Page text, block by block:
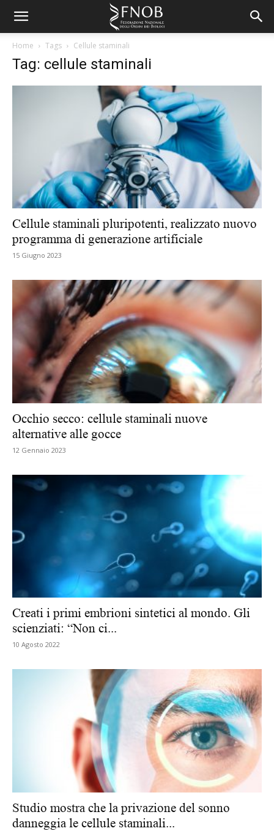
Home Tags Cellule staminali
Tag: cellule staminali
Cellule staminali pluripotenti, realizzato nuovo
programma di generazione artificiale
15 Giugno 2023
Occhio secco: cellule staminali nuove
alternative alle gocce
12 Gennaio 2023
Creati i primi embrioni sintetici al mondo. Gli
scienziati: “Non ci...
10 Agosto 2022
Studio mostra che la privazione del sonno
danneggia le cellule staminali...